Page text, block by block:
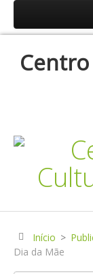
Resp.Sociais
Centro de
Serviço de
Agenda
Historial
Publicações
Notícias
Início >
Dia da Mãe